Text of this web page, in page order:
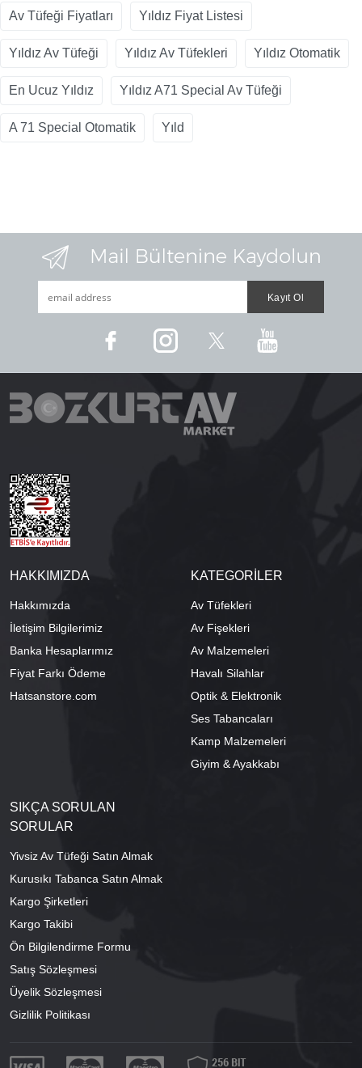
Av Tüfeği Fiyatları Yıldız Fiyat Listesi
Yıldız Av Tüfeği Yıldız Av Tüfekleri Yıldız Otomatik
En Ucuz Yıldız Yıldız A71 Special Av Tüfeği
A 71 Special Otomatik Yıld
HAKKIMIZDA
Hakkımızda
İletişim Bilgilerimiz
Banka Hesaplarımız
Fiyat Farkı Ödeme
Hatsanstore.com
KATEGORİLER
Av Tüfekleri
Av Fişekleri
Av Malzemeleri
Havalı Silahlar
Optik & Elektronik
Ses Tabancaları
Kamp Malzemeleri
Giyim & Ayakkabı
SIKÇA SORULAN
SORULAR
Yivsiz Av Tüfeği Satın Almak
Kurusıkı Tabanca Satın Almak
Kargo Şirketleri
Kargo Takibi
Ön Bilgilendirme Formu
Satış Sözleşmesi
Üyelik Sözleşmesi
Gizlilik Politikası